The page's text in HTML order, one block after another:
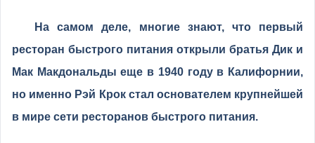
На самом деле, многие знают, что первый
ресторан быстрого питания открыли братья Дик и
Мак Макдональды еще в 1940 году в Калифорнии,
но именно Рэй Крок стал основателем крупнейшей
в мире сети ресторанов быстрого питания.